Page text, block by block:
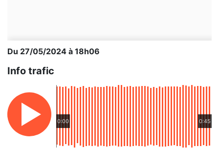
Du 27/05/2024 à 18h06
Info trafic
0:00 0:45